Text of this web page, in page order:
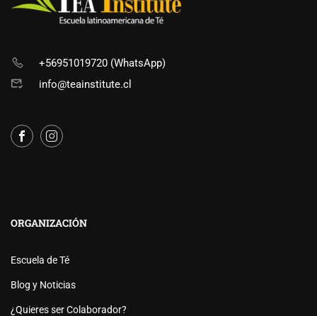
+56951019720 (WhatsApp)
info@teainstitute.cl
ORGANIZACIÓN
Escuela de Té
Blog y Noticias
¿Quieres ser Colaborador?